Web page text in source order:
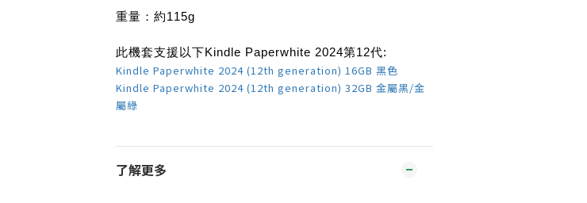
重量：約115g
此機套支援以下Kindle Paperwhite 2024第12代:
Kindle Paperwhite 2024 (12th generation) 16GB 黑色
Kindle Paperwhite 2024 (12th generation) 32GB 金屬黑/金
屬綠
了解更多